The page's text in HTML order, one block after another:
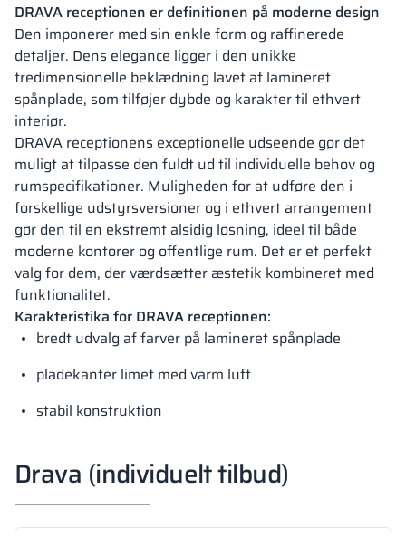
DRAVA receptionen er definitionen på moderne design
Den imponerer med sin enkle form og raffinerede
detaljer. Dens elegance ligger i den unikke
tredimensionelle beklædning lavet af lamineret
spånplade, som tilføjer dybde og karakter til ethvert
interiør.
DRAVA receptionens exceptionelle udseende gør det
muligt at tilpasse den fuldt ud til individuelle behov og
rumspecifikationer. Muligheden for at udføre den i
forskellige udstyrsversioner og i ethvert arrangement
gør den til en ekstremt alsidig løsning, ideel til både
moderne kontorer og offentlige rum. Det er et perfekt
valg for dem, der værdsætter æstetik kombineret med
funktionalitet.
Karakteristika for DRAVA receptionen:
bredt udvalg af farver på lamineret spånplade
pladekanter limet med varm luft
stabil konstruktion
Drava (individuelt tilbud)